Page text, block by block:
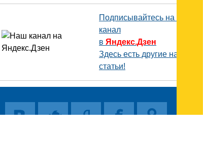
Подписывайтесь на наш
канал
в Яндекс.Дзен
Здесь есть другие наши
статьи!